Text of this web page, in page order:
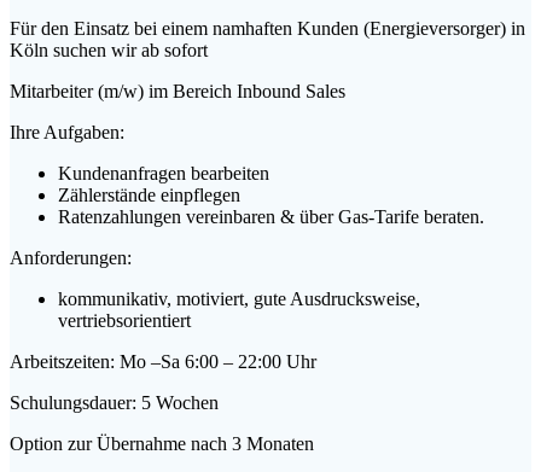
Für den Einsatz bei einem namhaften Kunden (Energieversorger) in
Köln suchen wir ab sofort
Mitarbeiter (m/w) im Bereich Inbound Sales
Ihre Aufgaben:
Kundenanfragen bearbeiten
Zählerstände einpflegen
Ratenzahlungen vereinbaren & über Gas-Tarife beraten.
Anforderungen:
kommunikativ, motiviert, gute Ausdrucksweise,
vertriebsorientiert
Arbeitszeiten: Mo –Sa 6:00 – 22:00 Uhr
Schulungsdauer: 5 Wochen
Option zur Übernahme nach 3 Monaten